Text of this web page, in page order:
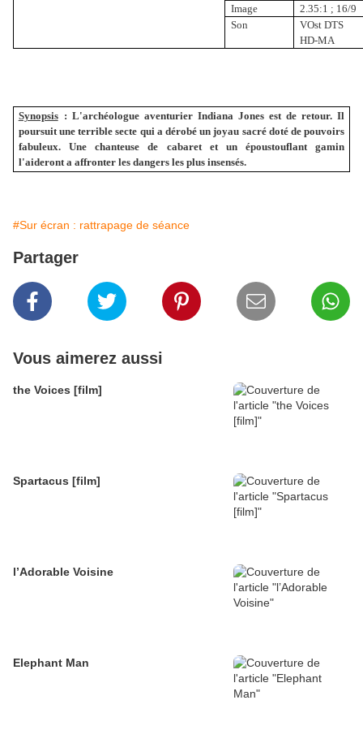
Image
2.35:1 ; 16/9
Son
VOst DTS
HD-MA
Synopsis : L'archéologue aventurier Indiana Jones est de retour. Il
poursuit une terrible secte qui a dérobé un joyau sacré doté de pouvoirs
fabuleux. Une chanteuse de cabaret et un époustouflant gamin
l'aideront a affronter les dangers les plus insensés.
#Sur écran : rattrapage de séance
Partager
Vous aimerez aussi
the Voices [film]
Spartacus [film]
l’Adorable Voisine
Elephant Man